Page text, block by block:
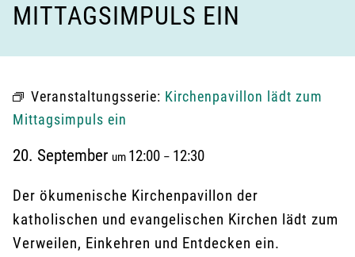
MITTAGSIMPULS EIN
Veranstaltungsserie: Kirchenpavillon lädt zum
Mittagsimpuls ein
20. September um 12:00 – 12:30
Der ökumenische Kirchenpavillon der
katholischen und evangelischen Kirchen lädt zum
Verweilen, Einkehren und Entdecken ein.